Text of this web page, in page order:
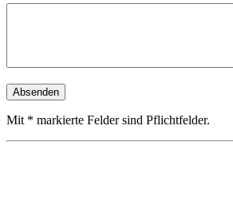
Mit * markierte Felder sind Pflichtfelder.